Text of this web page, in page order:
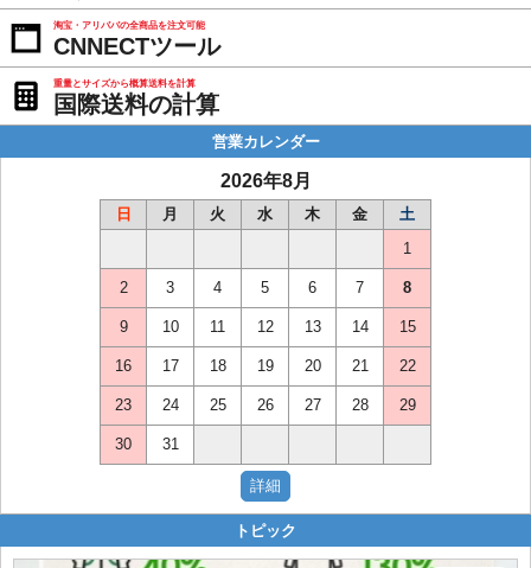
淘宝・アリババの全商品を注文可能
CNNECTツール
重量とサイズから概算送料を計算
国際送料の計算
営業カレンダー
2026年8月
日 月 火 水 木 金
土
1
2 3 4 5 6 7 8
9 10 11 12 13 14 15
16 17 18 19 20 21 22
23 24 25 26 27 28 29
30 31
トピック